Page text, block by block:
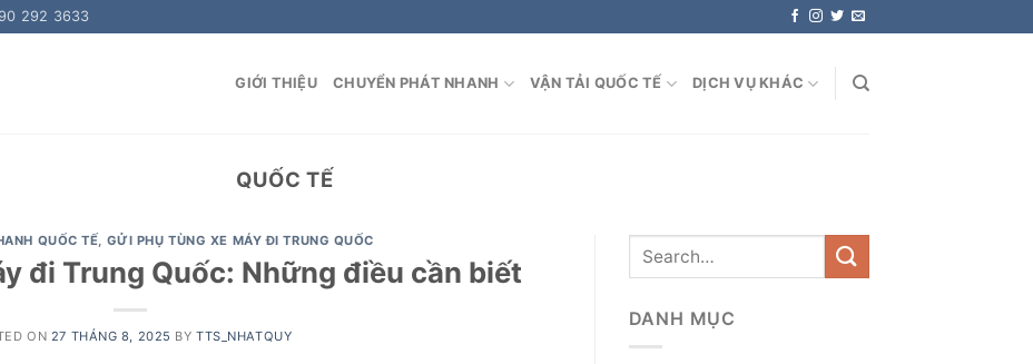
292 3633
GIỚI THIỆU CHUYỂN PHÁT NHANH VẬN TẢI QUỐC TẾ DỊCH VỤ KHÁC
QUỐC TẾ
QUỐC TẾ, GỬI PHỤ TÙNG XE MÁY ĐI TRUNG QUỐC
đi Trung Quốc: Những điều cần biết
ON 27 THÁNG 8, 2025 BYTTS_NHATQUY
DANH MỤC